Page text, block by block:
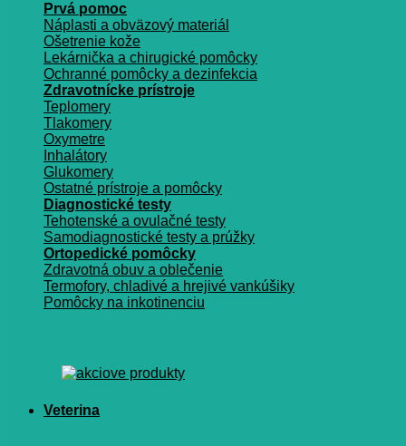
Prvá pomoc
Náplasti a obväzový materiál
Ošetrenie kože
Lekárnička a chirugické pomôcky
Ochranné pomôcky a dezinfekcia
Zdravotnícke prístroje
Teplomery
Tlakomery
Oxymetre
Inhalátory
Glukomery
Ostatné prístroje a pomôcky
Diagnostické testy
Tehotenské a ovulačné testy
Samodiagnostické testy a prúžky
Ortopedické pomôcky
Zdravotná obuv a oblečenie
Termofory, chladivé a hrejivé vankúšiky
Pomôcky na inkotinenciu
Veterina